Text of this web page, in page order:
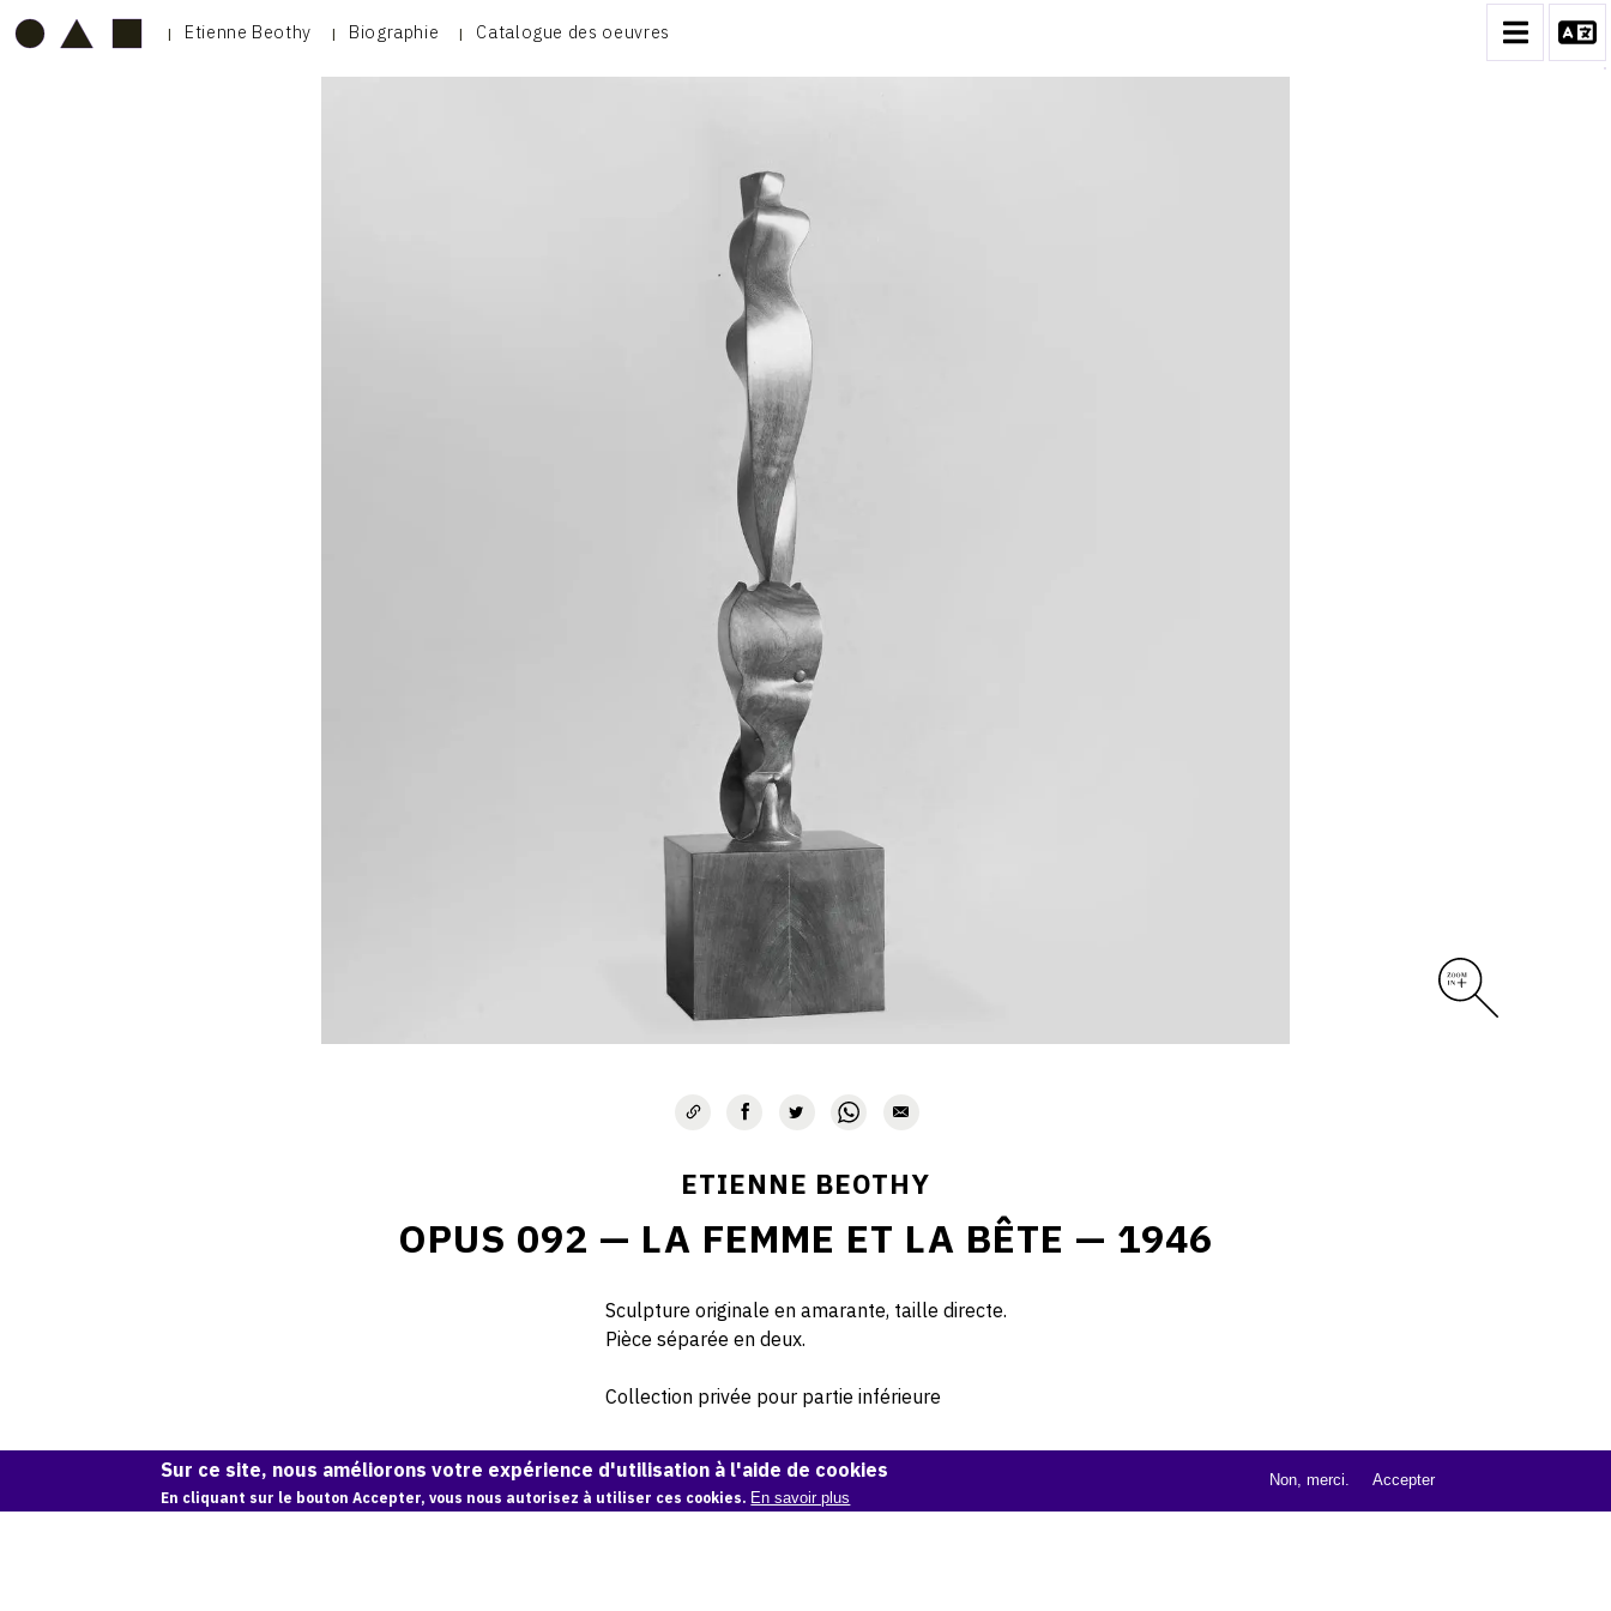
Etienne Beothy Biographie Catalogue des oeuvresCATALOGUE DES OEUVRES
VOL. 1 - LES SCULPTURES
ETIENNE BEOTHY
OPUS 092 — LA FEMME ET LA BÊTE — 1946
Sculpture originale en amarante, taille directe.
Pièce séparée en deux.
Collection privée pour partie inférieure
© Archives Étienne Béothy
Demande d'information
Sur ce site, nous améliorons votre expérience d'utilisation à l'aide de cookies
En cliquant sur le bouton Accepter, vous nous autorisez à utiliser ces cookies. En savoir plus
Non, merci. Accepter